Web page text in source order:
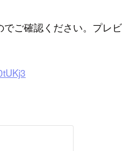
ご確認ください。プ